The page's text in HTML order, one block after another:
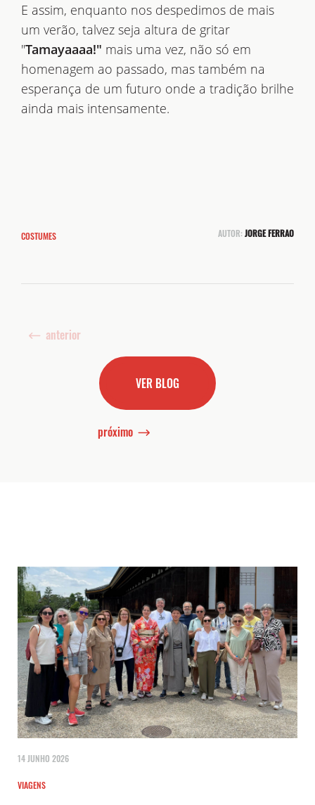
E assim, enquanto nos despedimos de mais
um verão, talvez seja altura de gritar
"Tamayaaaa!" mais uma vez, não só em
homenagem ao passado, mas também na
esperança de um futuro onde a tradição brilhe
ainda mais intensamente.
COSTUMES AUTOR: JORGE FERRAO
anterior
VER BLOG
próximo
14 JUNHO 2026
VIAGENS